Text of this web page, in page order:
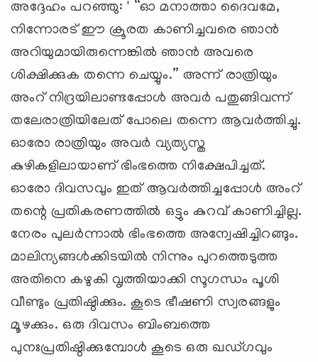
അദ്ദേഹം പറഞ്ഞു: ' “ഓ മനാത്താ ദൈവമേ,
നിന്നോരട് ഈ ക്രൂരത കാണിച്ചവരെ ഞാന്‍
അറിയുമായിരുന്നെങ്കില്‍ ഞാന്‍ അവരെ
ശിക്ഷിക്കുക തന്നെ ചെയ്യും.” അന്ന് രാത്രിയും
അംറ് നിദ്രയിലാണ്ടപ്പോള്‍ അവര്‍ പതുങ്ങിവന്ന്
തലേരാത്രിയിലേത് പോലെ തന്നെ ആവര്‍ത്തിച്ചു.
ഓരോ രാത്രിയും അവര്‍ വ്യത്യസ്ത
കുഴികളിലായാണ് ഭിംഭത്തെ നിക്ഷേപിച്ചത്.
ഓരോ ദിവസവും ഇത് ആവര്‍ത്തിച്ചപ്പോള്‍ അംറ്
തന്റെ പ്രതികരണത്തില്‍ ഒട്ടും കുറവ് കാണിച്ചില്ല.
നേരം പുലര്‍ന്നാല്‍ ഭിംഭത്തെ അന്വേഷിച്ചിറങ്ങും.
മാലിന്യങ്ങള്‍ക്കിടയില്‍ നിന്നും പുറത്തെടുത്ത
അതിനെ കഴുകി വൃത്തിയാക്കി സൂഗന്ധം പൂശി
വീണ്ടും പ്രതിഷ്ഠിക്കും. കൂടെ ഭീഷണി സ്വരങ്ങളും
മൂഴക്കും. ഒരു ദിവസം ബിംബത്തെ
പുനഃപ്രതിഷ്ഠിക്കുമ്പോള്‍ കൂടെ ഒരു ഖഡ്ഗവും